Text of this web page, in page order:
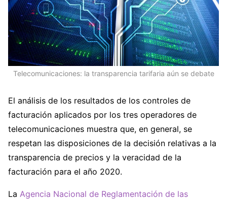
Telecomunicaciones: la transparencia tarifaria aún se debate
El análisis de los resultados de los controles de
facturación aplicados por los tres operadores de
telecomunicaciones muestra que, en general, se
respetan las disposiciones de la decisión relativas a la
transparencia de precios y la veracidad de la
facturación para el año 2020.
La Agencia Nacional de Reglamentación de las